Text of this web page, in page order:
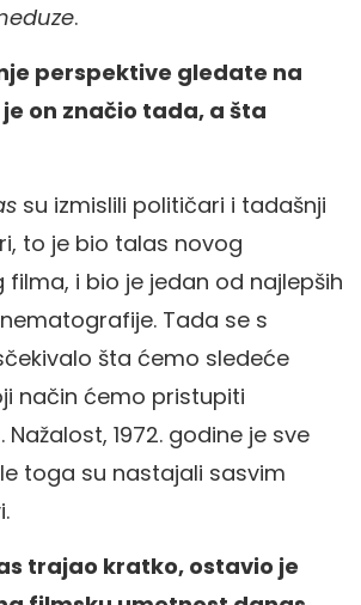
.
perspektive gledate na
on značio tada, a šta
su izmislili političari i tadašnji
to je bio talas novog
filma, i bio je jedan od najlepših
Tada se s
šta ćemo sledeće
način ćemo pristupiti
1972. godine je sve
toga su nastajali sasvim
trajao kratko, ostavio je